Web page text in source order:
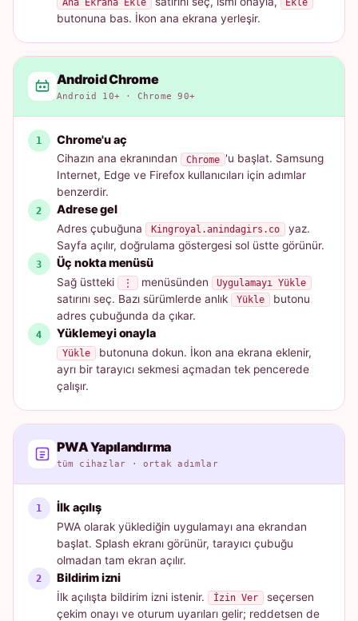
butonuna bas. İkon ana ekrana yerleşir.
Android Chrome
Android 10+ · Chrome 90+
Chrome'u aç
Cihazın ana ekranından Chrome 'u başlat. Samsung
Internet, Edge ve Firefox kullanıcıları için adımlar
benzerdir.
Adrese gel
Adres çubuğuna Kingroyal.anindagirs.co
yaz.
Sayfa açılır, doğrulama göstergesi sol üstte görünür.
Üç nokta menüsü
Sağ üstteki ⋮ menüsünden Uygulamayı Yükle
satırını seç. Bazı sürümlerde anlık Yükle
butonu
adres çubuğunda da çıkar.
Yüklemeyi onayla
Yükle
butonuna dokun. İkon ana ekrana eklenir,
ayrı bir tarayıcı sekmesi açmadan tek pencerede
çalışır.
PWA Yapılandırma
tüm cihazlar · ortak adımlar
İlk açılış
PWA olarak yüklediğin uygulamayı ana ekrandan
başlat. Splash ekranı görünür, tarayıcı çubuğu
olmadan tam ekran açılır.
Bildirim izni
İlk açılışta bildirim izni istenir. İzin Ver
seçersen
çekim onayı ve oturum uyarıları gelir; reddetsen de